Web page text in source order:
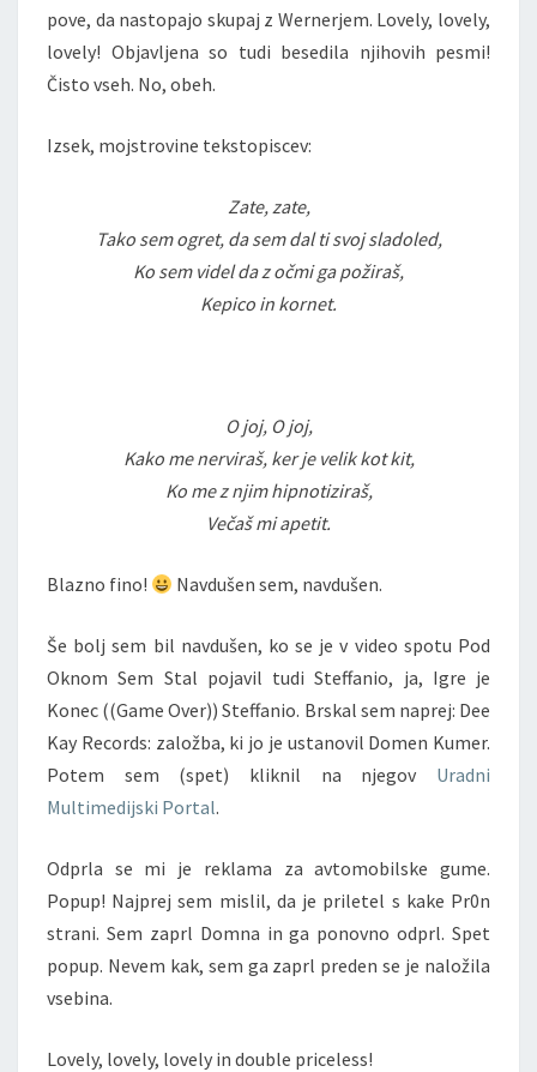
pove, da nastopajo skupaj z Wernerjem. Lovely, lovely,
lovely! Objavljena so tudi besedila njihovih pesmi!
Čisto vseh. No, obeh.
Izsek, mojstrovine tekstopiscev:
Zate, zate,
Tako sem ogret, da sem dal ti svoj sladoled,
Ko sem videl da z očmi ga požiraš,
Kepico in kornet.
O joj, O joj,
Kako me nerviraš, ker je velik kot kit,
Ko me z njim hipnotiziraš,
Večaš mi apetit.
Blazno fino! Navdušen sem, navdušen.
Še bolj sem bil navdušen, ko se je v video spotu Pod
Oknom Sem Stal pojavil tudi Steffanio, ja, Igre je
Konec ((Game Over)) Steffanio. Brskal sem naprej: Dee
Kay Records: založba, ki jo je ustanovil Domen Kumer.
Potem sem (spet) kliknil na njegov Uradni
Multimedijski Portal.
Odprla se mi je reklama za avtomobilske gume.
Popup! Najprej sem mislil, da je priletel s kake Pr0n
strani. Sem zaprl Domna in ga ponovno odprl. Spet
popup. Nevem kak, sem ga zaprl preden se je naložila
vsebina.
Lovely, lovely, lovely in double priceless!